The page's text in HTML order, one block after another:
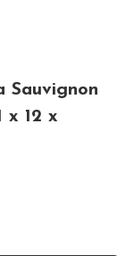
Sauvignon
x 12 x